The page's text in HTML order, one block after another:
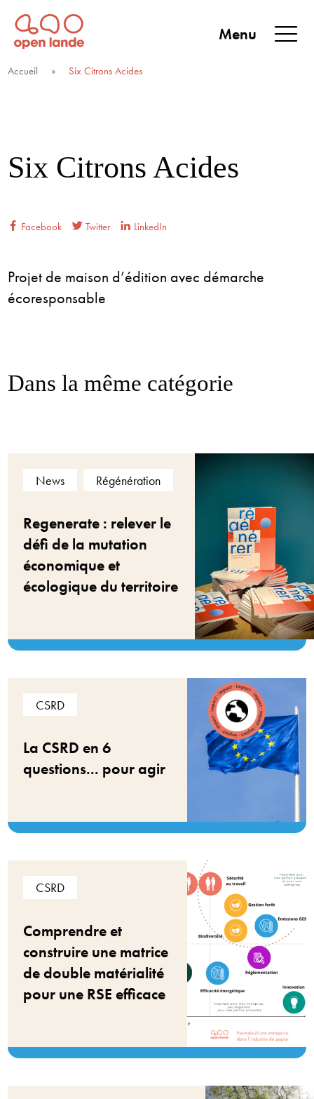
Aller
directement
au
contenu
TERRITOIRES
Open Lande
Entreprises & territoires
Menu
Accueil » Six Citrons Acides
Six Citrons Acides
Facebook Twitter LinkedIn
Projet de maison d’édition avec démarche
écoresponsable
Dans la même catégorie
News Régénération
Regenerate : relever le
défi de la mutation
économique et
écologique du territoire
CSRD
La CSRD en 6
questions... pour agir
CSRD
Comprendre et
construire une matrice
de double matérialité
pour une RSE efficace